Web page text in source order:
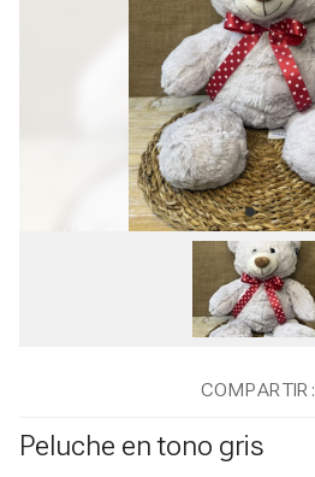
COMPARTIR:
Peluche en tono gris